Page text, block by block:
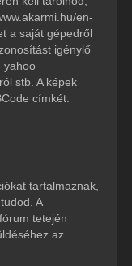
en-
a saját gépedről
igénylő
yahoo
stb. A képek
címkét.
tartalmaznak,
A
tetején
az